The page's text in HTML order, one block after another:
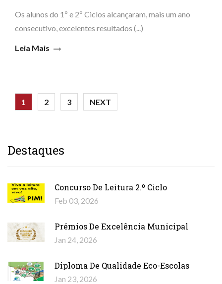
Os alunos do 1º e 2º Ciclos alcançaram, mais um ano
consecutivo, excelentes resultados (...)
Leia Mais
1 2 3 NEXT
Destaques
Concurso De Leitura 2.º Ciclo
Feb 03, 2026
Prémios De Excelência Municipal
Jan 24, 2026
Diploma De Qualidade Eco-Escolas
Jan 23, 2026